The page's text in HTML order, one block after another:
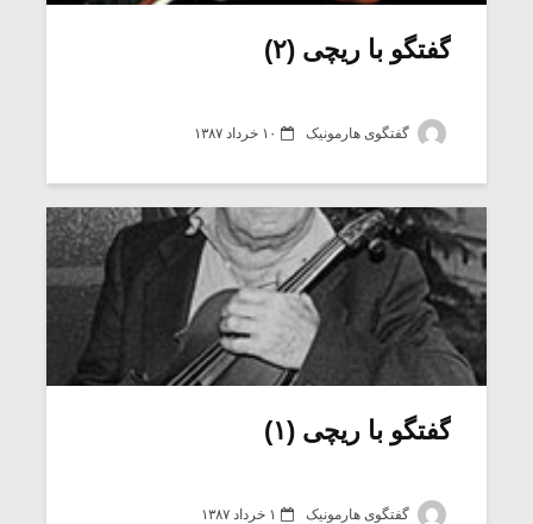
گفتگو با ریچی (۲)
گفتگوی هارمونیک ۱۰ خرداد ۱۳۸۷
گفتگو با ریچی (۱)
گفتگوی هارمونیک ۱ خرداد ۱۳۸۷
میکلوش روژا